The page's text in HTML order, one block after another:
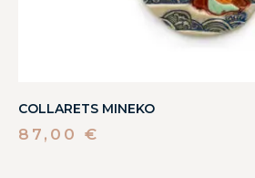
COLLARETS MINEKO
87,00 €